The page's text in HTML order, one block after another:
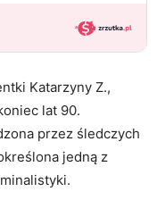
Katarzyny Z.,
lat 90.
przez śledczych
jedną z